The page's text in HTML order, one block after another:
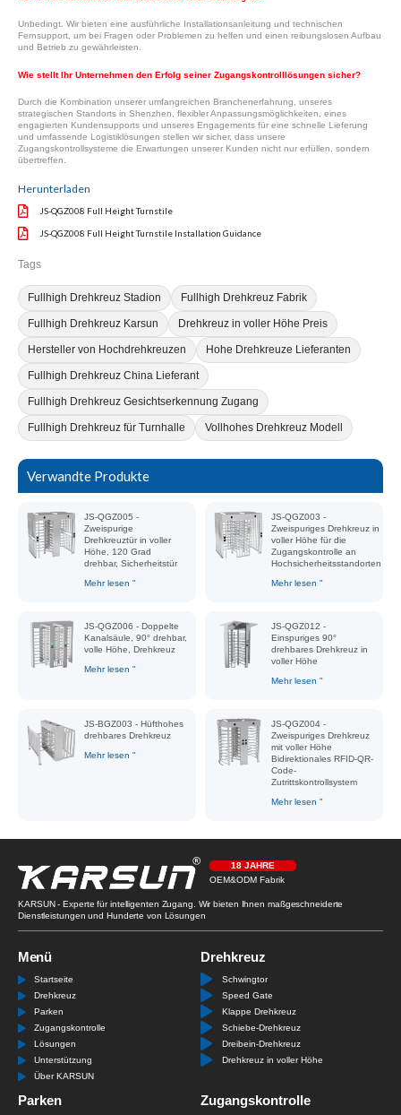
Unbedingt. Wir bieten eine ausführliche Installationsanleitung und technischen
Fernsupport, um bei Fragen oder Problemen zu helfen und einen reibungslosen Aufbau
und Betrieb zu gewährleisten.
Wie stellt Ihr Unternehmen den Erfolg seiner Zugangskontrolllösungen sicher?
Durch die Kombination unserer umfangreichen Branchenerfahrung, unseres
strategischen Standorts in Shenzhen, flexibler Anpassungsmöglichkeiten, eines
engagierten Kundensupports und unseres Engagements für eine schnelle Lieferung
und umfassende Logistiklösungen stellen wir sicher, dass unsere
Zugangskontrollsysteme die Erwartungen unserer Kunden nicht nur erfüllen, sondern
übertreffen.
Herunterladen
JS-QGZ008 Full Height Turnstile
JS-QGZ008 Full Height Turnstile Installation Guidance
Tags
Fullhigh Drehkreuz Stadion Fullhigh Drehkreuz Fabrik
Fullhigh Drehkreuz Karsun Drehkreuz in voller Höhe Preis
Hersteller von Hochdrehkreuzen Hohe Drehkreuze Lieferanten
Fullhigh Drehkreuz China Lieferant
Fullhigh Drehkreuz Gesichtserkennung Zugang
Fullhigh Drehkreuz für Turnhalle Vollhohes Drehkreuz Modell
Verwandte Produkte
JS-QGZ005 -
Zweispurige
Drehkreuztür in voller
Höhe, 120 Grad
drehbar, Sicherheitstür
Mehr lesen "
JS-QGZ003 -
Zweispuriges Drehkreuz in
voller Höhe für die
Zugangskontrolle an
Hochsicherheitsstandorten
Mehr lesen "
JS-QGZ006 - Doppelte
Kanalsäule, 90° drehbar,
volle Höhe, Drehkreuz
Mehr lesen "
JS-QGZ012 -
Einspuriges 90°
drehbares Drehkreuz in
voller Höhe
Mehr lesen "
JS-BGZ003 - Hüfthohes
drehbares Drehkreuz
Mehr lesen "
JS-QGZ004 -
Zweispuriges Drehkreuz
mit voller Höhe
Bidirektionales RFID-QR-
Code-
Zutrittskontrollsystem
Mehr lesen "
18 JAHRE
OEM&ODM Fabrik
KARSUN - Experte für intelligenten Zugang. Wir bieten Ihnen maßgeschneiderte
Dienstleistungen und Hunderte von Lösungen
Menü
Startseite
Drehkreuz
Parken
Zugangskontrolle
Lösungen
Unterstützung
Über KARSUN
Drehkreuz
Schwingtor
Speed Gate
Klappe Drehkreuz
Schiebe-Drehkreuz
Dreibein-Drehkreuz
Drehkreuz in voller Höhe
Parken Zugangskontrolle